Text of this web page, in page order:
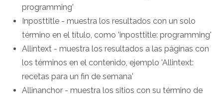
programming'
Inposttitle - muestra los resultados con un solo
término en el título, como 'inposttitle: programming'
Allintext - muestra los resultados a las páginas con
los términos en el contenido, ejemplo 'Allintext:
recetas para un fin de semana'
Allinanchor - muestra los sitios con su término de